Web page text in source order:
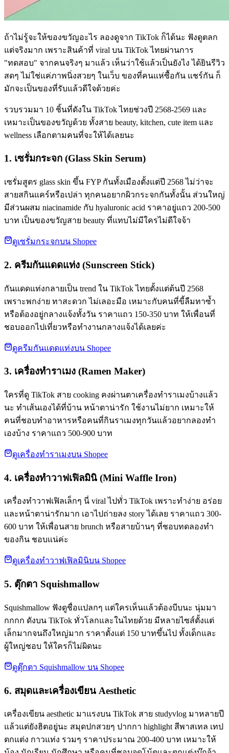
ถ้าไม่รู้จะให้ของขวัญอะไร ลองดูจาก TikTok ก็ได้นะ ฟังดูตลก
แต่จริงมาก เพราะสินค้าที่ viral บน TikTok ไทยผ่านการ
"ทดสอบ" จากคนจริงๆ มาแล้ว เห็นว่าใช้แล้วเป็นยังไง ได้ยินรีวิว
สดๆ ไม่ใช่แค่ภาพนิ่งสวยๆ ในเว็บ ของที่คนแห่ซื้อกัน แชร์กัน ก็
มักจะเป็นของที่รับแล้วดีใจด้วยค่ะ
รวบรวมมา 10 ชิ้นที่ดังใน TikTok ไทยช่วงปี 2568-2569 และ
เหมาะเป็นของขวัญด้วย ทั้งสาย beauty, kitchen, cute item และ
wellness เลือกตามคนที่จะให้ได้เลยนะ
1. เซรั่มกระจก (Glass Skin Serum)
เซรั่มสูตร glass skin ขึ้น FYP กันทั้งเมืองตั้งแต่ปี 2568 ไม่ว่าจะ
สายสกินแคร์หรือเปล่า ทุกคนอยากผิวกระจกกันทั้งนั้น ส่วนใหญ่
มีส่วนผสม niacinamide กับ hyaluronic acid ราคาอยู่แถว 200-500
บาท เป็นของขวัญสาย beauty ที่แทบไม่มีใครไม่ดีใจจ้า
ดูเซรั่มกระจกบน Shopee
2. ครีมกันแดดแท่ง (Sunscreen Stick)
กันแดดแท่งกลายเป็น trend ใน TikTok ไทยตั้งแต่ต้นปี 2568
เพราะพกง่าย ทาสะดวก ไม่เลอะมือ เหมาะกับคนที่ขี้ลืมทาซ้ำ
หรือต้องอยู่กลางแจ้งทั้งวัน ราคาแถว 150-350 บาท ให้เพื่อนที่
ชอบออกไปเที่ยวหรือทำงานกลางแจ้งได้เลยค่ะ
ดูครีมกันแดดแท่งบน Shopee
3. เครื่องทำราเมง (Ramen Maker)
ใครที่ดู TikTok สาย cooking คงผ่านตาเครื่องทำราเมงบ้างแล้ว
นะ ทำเส้นเองได้ที่บ้าน หน้าตาน่ารัก ใช้งานไม่ยาก เหมาะให้
คนที่ชอบทำอาหารหรือคนที่กินราเมงทุกวันแล้วอยากลองทำ
เองบ้าง ราคาแถว 500-900 บาท
ดูเครื่องทำราเมงบน Shopee
4. เครื่องทำวาฟเฟิลมินิ (Mini Waffle Iron)
เครื่องทำวาฟเฟิลเล็กๆ นี่ viral ไปทั่ว TikTok เพราะทำง่าย อร่อย
และหน้าตาน่ารักมาก เอาไปถ่ายลง story ได้เลย ราคาแถว 300-
600 บาท ให้เพื่อนสาย brunch หรือสายบ้านๆ ที่ชอบทดลองทำ
ของกิน ชอบแน่ค่ะ
ดูเครื่องทำวาฟเฟิลมินิบน Shopee
5. ตุ๊กตา Squishmallow
Squishmallow ฟังดูชื่อแปลกๆ แต่ใครเห็นแล้วต้องบีบนะ นุ่มมา
กกกก ดังบน TikTok ทั่วโลกและในไทยด้วย มีหลายไซส์ตั้งแต่
เล็กมากจนถึงใหญ่มาก ราคาตั้งแต่ 150 บาทขึ้นไป ทั้งเด็กและ
ผู้ใหญ่ชอบ ให้ใครก็ไม่ผิดนะ
ดูตุ๊กตา Squishmallow บน Shopee
6. สมุดและเครื่องเขียน Aesthetic
เครื่องเขียน aesthetic มาแรงบน TikTok สาย studyvlog มาหลายปี
แล้วแต่ยังฮิตอยู่นะ สมุดปกสวยๆ ปากกา highlight สีพาสเทล เทป
ตกแต่ง กาวแท่ง รวมๆ ราคาประมาณ 200-400 บาท เหมาะให้